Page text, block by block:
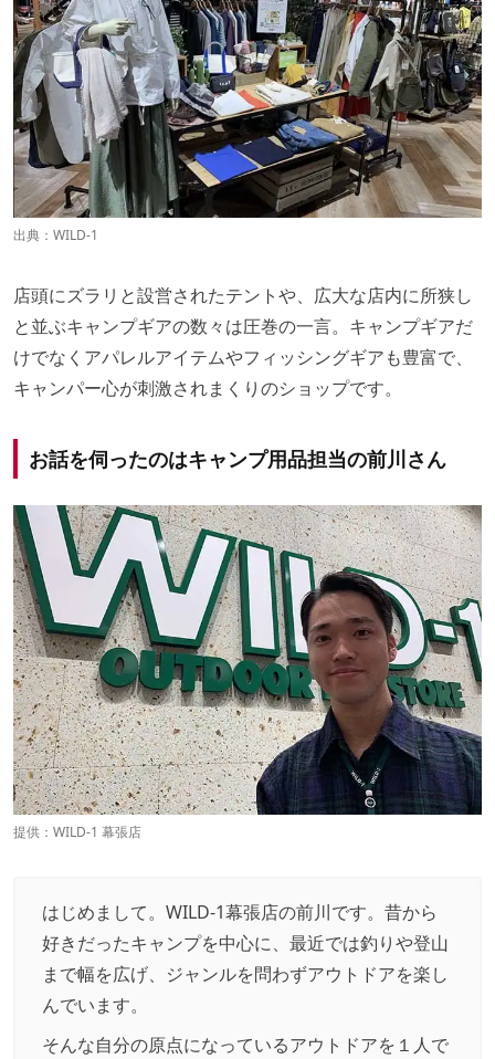
出典： WILD-1
店頭にズラリと設営されたテントや、広大な店内に所狭し
と並ぶキャンプギアの数々は圧巻の一言。キャンプギアだ
けでなくアパレルアイテムやフィッシングギアも豊富で、
キャンパー心が刺激されまくりのショップです。
お話を伺ったのはキャンプ用品担当の前川さん
提供：WILD-1 幕張店
はじめまして。WILD-1幕張店の前川です。昔から
好きだったキャンプを中心に、最近では釣りや登山
まで幅を広げ、ジャンルを問わずアウトドアを楽し
んでいます。
そんな自分の原点になっているアウトドアを１人で